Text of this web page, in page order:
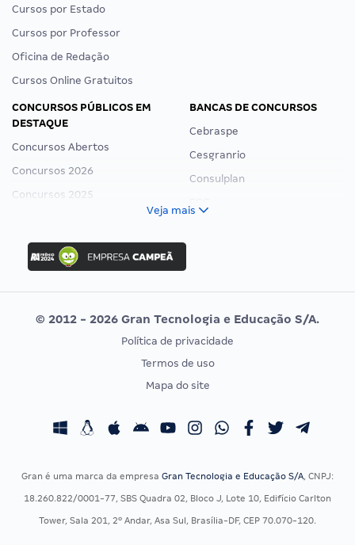
Cursos por Estado
Cursos por Professor
Oficina de Redação
Cursos Online Gratuitos
CONCURSOS PÚBLICOS EM
DESTAQUE
Concursos Abertos
Concursos 2026
Concursos 2025
Concurso Ibama
Concurso MPU
Editais publicados
BANCAS DE CONCURSOS
Cebraspe
Cesgranrio
Consulplan
Vunesp
CONCURSOS POR PROFISSÃO
Concursos Fiscais
Concursos Saúde
EXAME DE ORDEM
Calendário OAB
Veja mais
© 2012 - 2026 Gran Tecnologia e Educação S/A.
Política de privacidade
Termos de uso
Mapa do site
Gran é uma marca da empresa Gran Tecnologia e Educação S/A, CNPJ:
18.260.822/0001-77, SBS Quadra 02, Bloco J, Lote 10, Edifício Carlton
Tower, Sala 201, 2º Andar, Asa Sul, Brasília-DF, CEP 70.070-120.